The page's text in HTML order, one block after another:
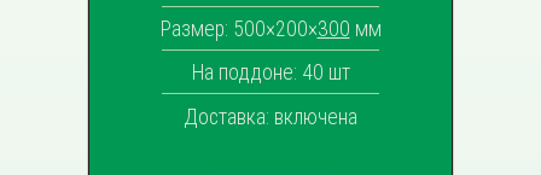
Размер: 500×200×300 мм
На поддоне: 40 шт
Доставка: включена